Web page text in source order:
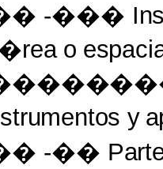
-���
o
y
-��